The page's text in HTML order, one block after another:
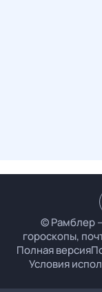
© Рамблер
гороскопы,
Полная версия
Условия